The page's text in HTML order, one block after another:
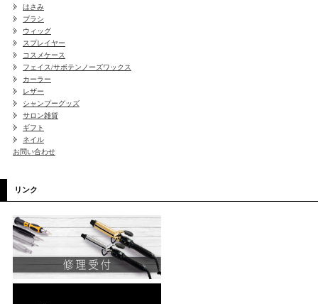
はさみ
ブラシ
ウィッグ
スプレイヤー
コスメケース
フェイス/サボテンノーズワックス
カーラー
レザー
シャンプーグッズ
サロン雑貨
ギフト
ネイル
お問い合わせ
リンク